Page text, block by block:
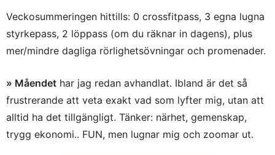
Veckosummeringen hittills: 0 crossfitpass, 3 egna lugna
styrkepass, 2 löppass (om du räknar in dagens), plus
mer/mindre dagliga rörlighetsövningar och promenader.
» Måendet har jag redan avhandlat. Ibland är det så
frustrerande att veta exakt vad som lyfter mig, utan att
alltid ha det tillgängligt. Tänker: närhet, gemenskap,
trygg ekonomi.. FUN, men lugnar mig och zoomar ut.